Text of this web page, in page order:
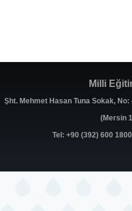
Milli
Şht. Mehmet Hasan Tuna Sokak,
(Mersin
Tel: +90 (392) 600